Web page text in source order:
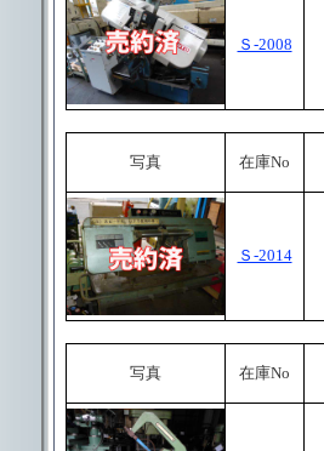
Ｓ-2008
写真 在庫No
Ｓ-2014
写真 在庫No